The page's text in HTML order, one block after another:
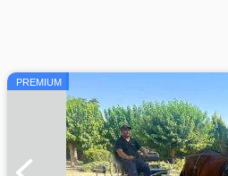
PREMIUM